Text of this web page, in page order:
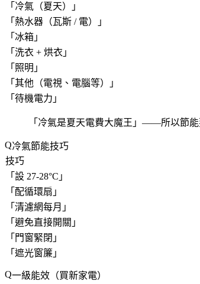
「 冷氣（夏天） 」
「 熱水器（瓦斯 / 電） 」
「 冰箱 」
「 洗衣 + 烘衣 」
「 照明 」
「 其他（電視、電腦等） 」
「 待機電力 」
「 冷氣是夏天電費大魔王 」——所以節能
冷氣節能技巧
技巧
「 設 27-28°C 」
「 配循環扇 」
「 清濾網每月 」
「 避免直接開關 」
「 門窗緊閉 」
「 遮光窗簾 」
一級能效（買新家電）